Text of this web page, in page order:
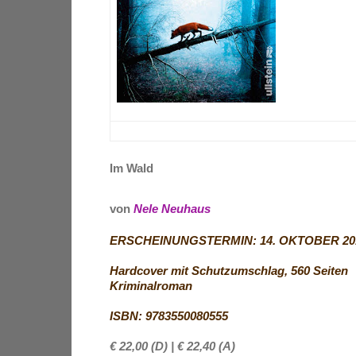
Im Wald
von Nele Neuhaus
ERSCHEINUNGSTERMIN: 14. OKTOBER
Hardcover mit Schutzumschlag, 560Seiten
Kriminalroman
ISBN: 9783550080555
€ 22,00(D) | € 22,40(A)